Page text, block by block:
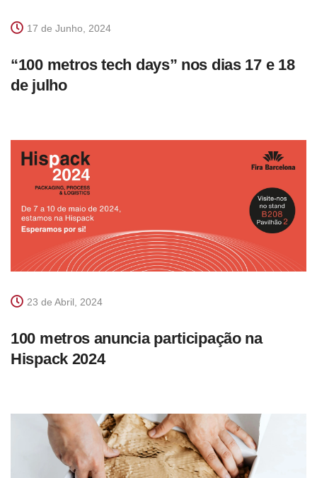
17 de Junho, 2024
“100 metros tech days” nos dias 17 e 18
de julho
23 de Abril, 2024
100 metros anuncia participação na
Hispack 2024